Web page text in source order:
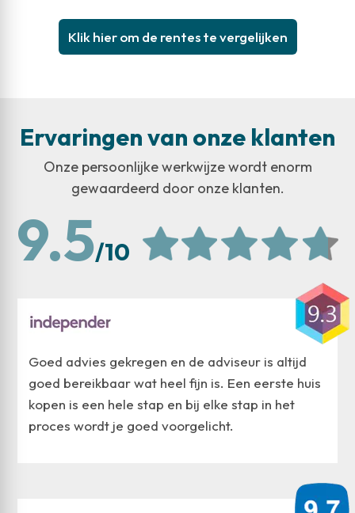
Klik hier om de rentes te vergelijken
Ervaringen van onze klanten
Onze persoonlijke werkwijze wordt enorm
gewaardeerd door onze klanten.
9.5/10
Goed advies gekregen en de adviseur is altijd
goed bereikbaar wat heel fijn is. Een eerste huis
kopen is een hele stap en bij elke stap in het
proces wordt je goed voorgelicht.